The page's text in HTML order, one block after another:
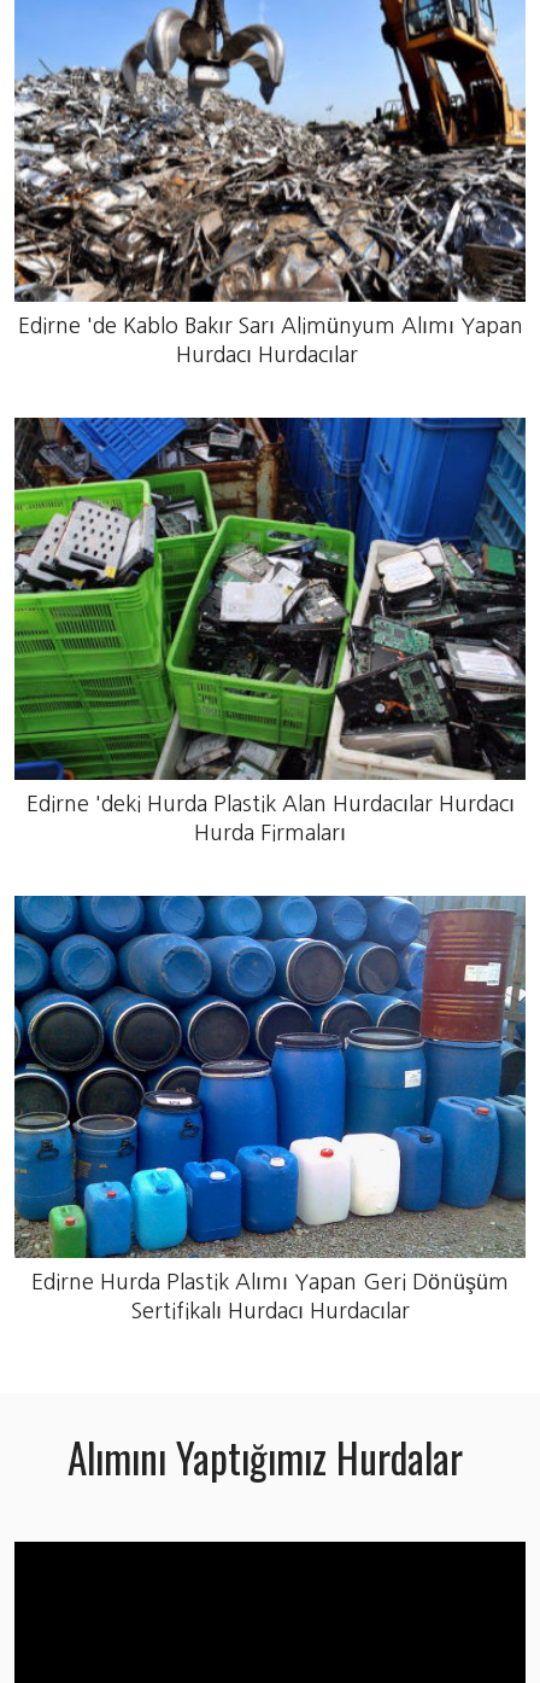
Edirne 'de Kablo Bakır Sarı Alimünyum Alımı Yapan
Hurdacı Hurdacılar
Edirne 'deki Hurda Plastik Alan Hurdacılar Hurdacı
Hurda Firmaları
Edirne Hurda Plastik Alımı Yapan Geri Dönüşüm
Sertifikalı Hurdacı Hurdacılar
Alımını Yaptığımız Hurdalar